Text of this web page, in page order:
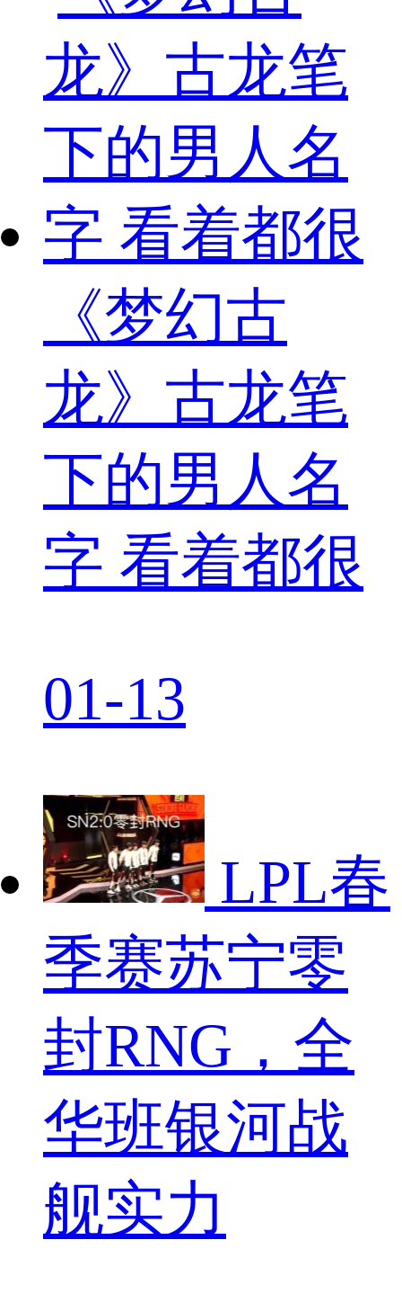
《梦幻古
龙》古龙笔
下的男人名
字 看着都很
01-13
LPL春
季赛苏宁零
封RNG，全
华班银河战
舰实力